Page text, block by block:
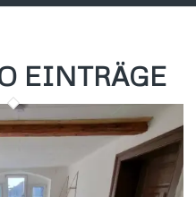
EINTRÄGE